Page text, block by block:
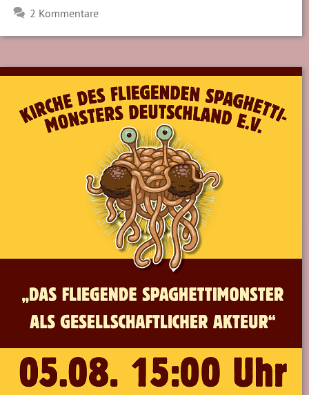
2 Kommentare